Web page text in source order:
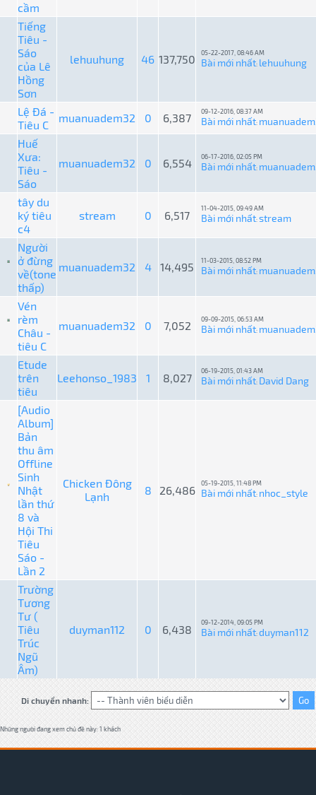
cầm
Tiếng
Tiêu -
Sáo
của Lê
Hồng
Sơn
lehuuhung 46 137,750 05-22-2017, 08:46 AM
Bài mới nhất: lehuuhung
Lệ Đá -
Tiêu C
muanuadem32 0 6,387 09-12-2016, 08:37 AM
Bài mới nhất:
Huế
Xưa:
Tiêu -
Sáo
muanuadem32 0 6,554 06-17-2016, 02:05 PM
Bài mới nhất:
tây du
ký tiêu
c4
stream 0 6,517
11-04-2015, 09:49 AM
Bài mới nhất:stream
Người
ở đừng
về(tone
thấp)
muanuadem32 4 14,495 11-03-2015, 08:52 PM
Bài mới nhất:
Vén
rèm
Châu -
tiêu C
muanuadem32 0 7,052 09-09-2015, 06:53 AM
Bài mới nhất:
Etude
trên
tiêu
Leehonso_1983 1 8,027
06-19-2015, 01:43 AM
Bài mới nhất: David Dang
[Audio
Album]
Bản
thu âm
Offline
Sinh
Nhật
lần thứ
8 và
Hội Thi
Tiêu
Sáo -
Lần 2
Chicken Đông
Lạnh
8 26,486
05-19-2015, 11:48 PM
Bài mới nhất: nhoc_style
Trường
Tương
Tư (
Tiêu
Trúc
Ngũ
Âm)
duyman112 0 6,438
09-12-2014, 09:05 PM
Bài mới nhất:duyman112
Di chuyển nhanh:
Những người đang xem chủ đề này: 1 khách